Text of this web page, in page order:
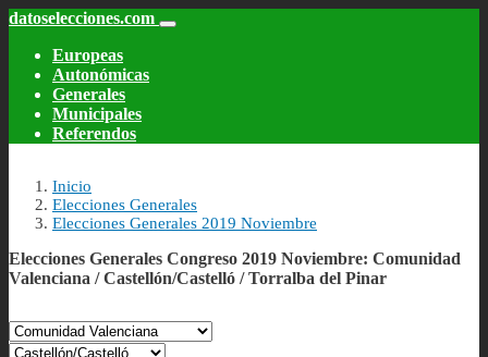
datoselecciones.com
Main
menu
Europeas
Autonómicas
Generales
Municipales
Referendos
Inicio
Elecciones Generales
Elecciones Generales 2019 Noviembre
Elecciones Generales Congreso 2019 Noviembre: Comunidad
Valenciana / Castellón/Castelló / Torralba del Pinar